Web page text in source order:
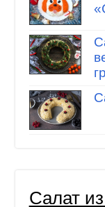
Салат